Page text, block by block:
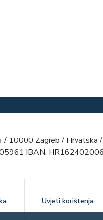
/ 10000 Zagreb /
IBAN:
Uvjeti korištenja